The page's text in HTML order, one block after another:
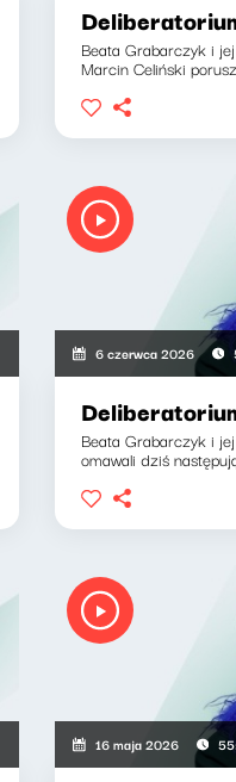
Beata Grabarczyk i
Marcin Celiński
6 czerwca 2026
Beata Grabarczyk i
omawali dziś
16 maja 2026